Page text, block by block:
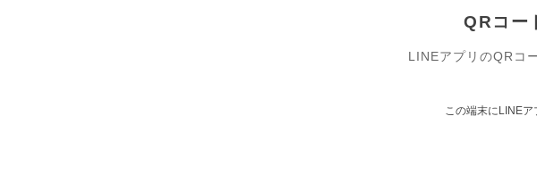
QRコー
LINEアプリのQRコ
この端末にLINEア